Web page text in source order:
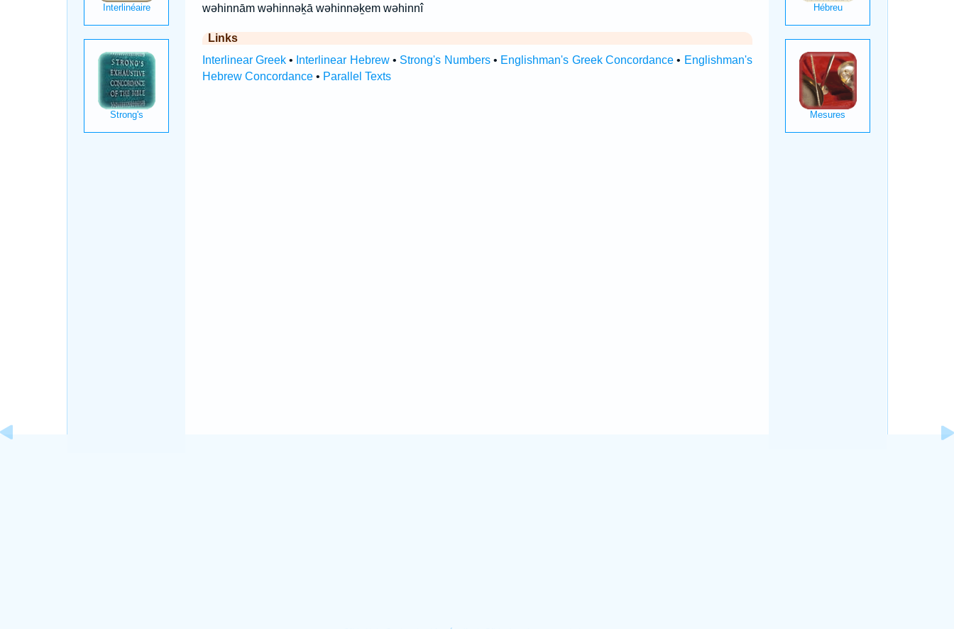
wəhinnām wəhinnəḵā wəhinnəḵem wəhinnî
Links
Interlinear Greek• Interlinear Hebrew• Strong's Numbers• Englishman's Greek Concordance• Englishman's
Hebrew Concordance• Parallel Texts